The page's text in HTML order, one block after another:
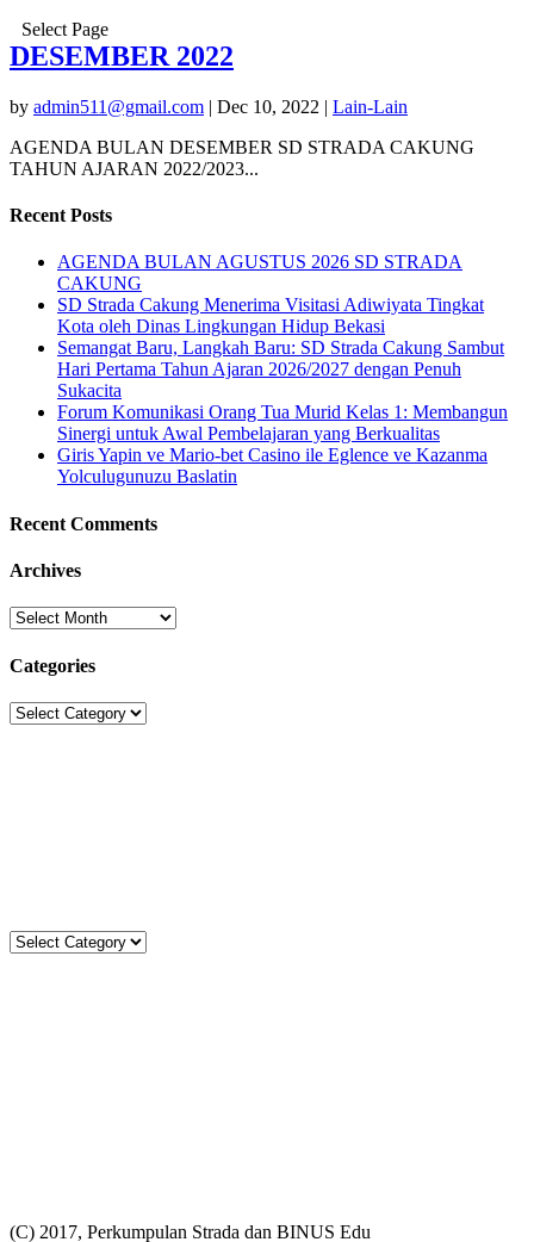
Select Page
DESEMBER 2022
by admin511@gmail.com | Dec 10, 2022 | Lain-Lain
AGENDA BULAN DESEMBER SD STRADA CAKUNG
TAHUN AJARAN 2022/2023...
Recent Posts
AGENDA BULAN AGUSTUS 2026 SD STRADA
CAKUNG
SD Strada Cakung Menerima Visitasi Adiwiyata Tingkat
Kota oleh Dinas Lingkungan Hidup Bekasi
Semangat Baru, Langkah Baru: SD Strada Cakung Sambut
Hari Pertama Tahun Ajaran 2026/2027 dengan Penuh
Sukacita
Forum Komunikasi Orang Tua Murid Kelas 1: Membangun
Sinergi untuk Awal Pembelajaran yang Berkualitas
Giris Yapin ve Mario-bet Casino ile Eglence ve Kazanma
Yolculugunuzu Baslatin
Recent Comments
Archives
Archives
Categories
Categories
Kategori
(C) 2017, Perkumpulan Strada dan BINUS Edu